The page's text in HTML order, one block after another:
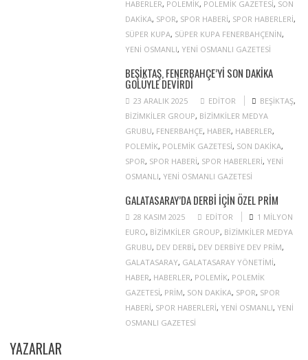
HABERLER, POLEMIK, POLEMIK GAZETESI, SON
DAKIKA, SPOR, SPOR HABERI, SPOR HABERLERI,
SÜPER KUPA, SÜPER KUPA FENERBAHÇENIN,
YENI OSMANLI, YENI OSMANLI GAZETESI
BEŞIKTAŞ, FENERBAHÇE’YI SON DAKIKA
GOLÜYLE DEVIRDI
23 ARALIK 2025 EDITOR BEŞIKTAŞ,
BIZIMKILER GROUP, BIZIMKILER MEDYA
GRUBU, FENERBAHÇE, HABER, HABERLER,
POLEMIK, POLEMIK GAZETESI, SON DAKIKA,
SPOR, SPOR HABERI, SPOR HABERLERI, YENI
OSMANLI, YENI OSMANLI GAZETESI
GALATASARAY’DA DERBI IÇIN ÖZEL PRIM
28 KASIM 2025 EDITOR
1 MILYON
EURO, BIZIMKILER GROUP, BIZIMKILER MEDYA
GRUBU, DEV DERBI, DEV DERBIYE DEV PRIM,
GALATASARAY, GALATASARAY YÖNETIMI,
HABER, HABERLER, POLEMIK, POLEMIK
GAZETESI, PRIM, SON DAKIKA, SPOR, SPOR
HABERI, SPOR HABERLERI, YENI OSMANLI, YENI
OSMANLI GAZETESI
YAZARLAR